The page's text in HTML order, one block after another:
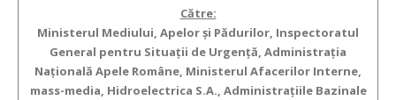
Către:
Ministerul Mediului, Apelor şi Pădurilor, Inspectoratul
General pentru Situaţii de Urgenţă, Administraţia
Naţională Apele Române, Ministerul Afacerilor Interne,
mass-media, Hidroelectrica S.A., Administraţiile Bazinale